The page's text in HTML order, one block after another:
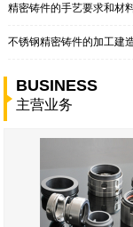
精密铸件的手艺要求和材
不锈钢精密铸件的加工建
BUSINESS
主营业务